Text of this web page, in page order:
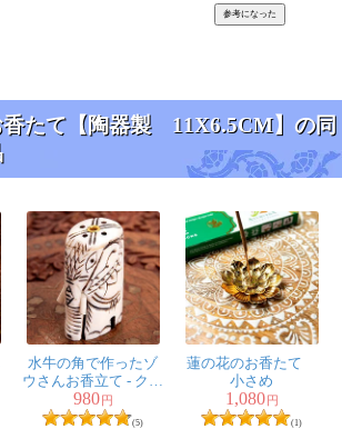
香たて【陶器製 11X6.5CM】の同
水牛の角で作ったゾ
ウさんお香立て - クリ
ーム
980円
(5)
蓮の花のお香たて
小さめ
1,080円
(1)